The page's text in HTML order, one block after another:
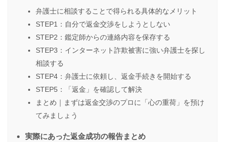
弁護士に相談することで得られる具体的なメリット
STEP1：自分で返金交渉をしようとしない
STEP2：鑑定師からの連絡内容を保存する
STEP3：インターネット詐欺被害に強い弁護士を探し
相談する
STEP4：弁護士に依頼し、返金手続きを開始する
STEP5：「返金」を確認して解決
まとめ｜まずは返金交渉のプロに「心の重荷」を預け
てみましょう
実際にあった返金成功の報告まとめ